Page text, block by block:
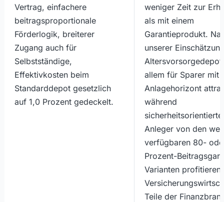
Vertrag, einfachere
beitragsproportionale
Förderlogik, breiterer
Zugang auch für
Selbstständige,
Effektivkosten beim
Standarddepot gesetzlich
auf 1,0 Prozent gedeckelt.
weniger Zeit zur
als mit einem
Garantieprodukt.
unserer
allem für Sparer mit
Anlagehorizont
während
sicherheitsorientierte
Anleger von den
verfügbaren 80-
Prozent-
Varianten profitieren.
Teile der